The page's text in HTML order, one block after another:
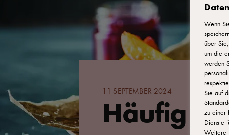
11 SEPTEMBER 2024
Häufig
Wenn
über
um die
werden
Sie auf
zu einer
Dienste
Weitere